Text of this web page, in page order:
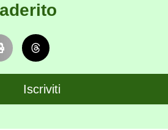
Iscriviti